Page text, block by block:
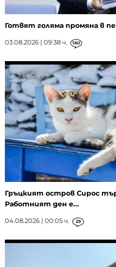
Готвят голяма промяна в
03.08.2026 | 09:38 ч. 180
Гръцкият остров Сирос
Работният ден е...
04.08.2026 | 00:05 ч. 29